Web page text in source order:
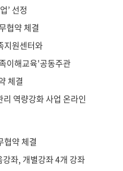
’ 선정
협약 체결
지원센터와
이해교육'공동주관
체결
역량강화 사업 온라인
협약 체결
좌, 개별강좌 4개 강좌